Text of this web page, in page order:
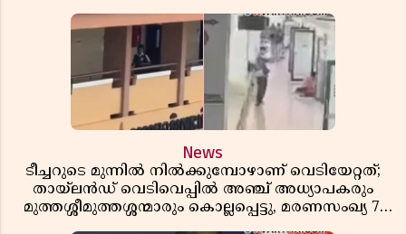
News
ടീച്ചറുടെ മുന്നിൽ നിൽക്കുമ്പോഴാണ് വെടിയേറ്റത്;
തായ്‌ലൻഡ് വെടിവെപ്പിൽ അഞ്ച് അധ്യാപകരും
മുത്തശ്ശീമുത്തശ്ശന്മാരും കൊല്ലപ്പെട്ടു, മരണസംഖ്യ 7;